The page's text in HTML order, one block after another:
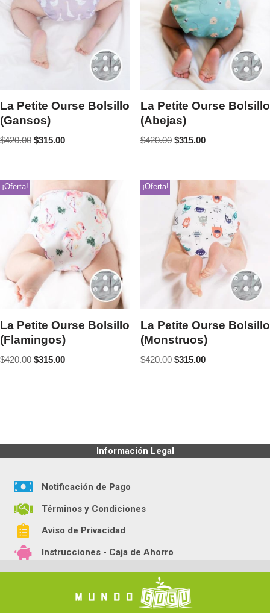
La Petite Ourse Bolsillo
(Gansos)
$420.00 $315.00
La Petite Ourse Bolsillo
(Abejas)
$420.00 $315.00
¡Oferta!
La Petite Ourse Bolsillo
(Flamingos)
$420.00 $315.00
¡Oferta!
La Petite Ourse Bolsillo
(Monstruos)
$420.00 $315.00
Información Legal
Notificación de Pago
Términos y Condiciones
Aviso de Privacidad
Instrucciones - Caja de Ahorro